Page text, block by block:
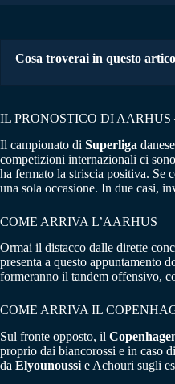
Cosa troverai in questo
IL PRONOSTICO DI
Il campionato di Superliga
competizioni internazionali ci sono
ha fermato la striscia positiva. Se
una sola occasione. In due casi,
COME ARRIVA L’AARHUS
Ormai il distacco dalle dirette
presenta a questo appuntamento
formeranno il tandem offensivo,
COME ARRIVA IL
Sul fronte opposto, il
proprio dai biancorossi e in caso
da Elyounoussi e Achouri sugli